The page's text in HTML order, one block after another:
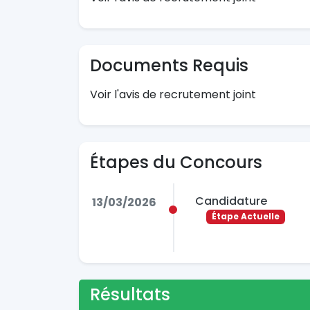
Documents Requis
Voir l'avis de recrutement joint
Étapes du Concours
13/03/2026 Candidature
Étape Actuelle
Résultats